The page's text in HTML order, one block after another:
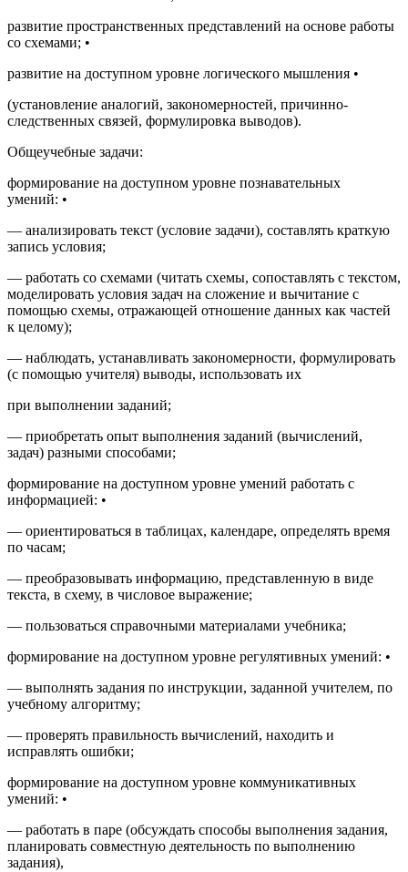
развитие пространственных представлений на основе работы
со схемами; •
развитие на доступном уровне логического мышления •
(установление аналогий, закономерностей, причинно-
следственных связей, формулировка выводов).
Общеучебные задачи:
формирование на доступном уровне познавательных
умений: •
— анализировать текст (условие задачи), составлять краткую
запись условия;
— работать со схемами (читать схемы, сопоставлять с текстом,
моделировать условия задач на сложение и вычитание с
помощью схемы, отражающей отношение данных как частей
к целому);
— наблюдать, устанавливать закономерности, формулировать
(с помощью учителя) выводы, использовать их
при выполнении заданий;
— приобретать опыт выполнения заданий (вычислений,
задач) разными способами;
формирование на доступном уровне умений работать с
информацией: •
— ориентироваться в таблицах, календаре, определять время
по часам;
— преобразовывать информацию, представленную в виде
текста, в схему, в числовое выражение;
— пользоваться справочными материалами учебника;
формирование на доступном уровне регулятивных умений: •
— выполнять задания по инструкции, заданной учителем, по
учебному алгоритму;
— проверять правильность вычислений, находить и
исправлять ошибки;
формирование на доступном уровне коммуникативных
умений: •
— работать в паре (обсуждать способы выполнения задания,
планировать совместную деятельность по выполнению
задания),